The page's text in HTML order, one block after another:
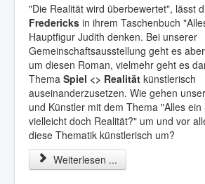
"Die Realität wird überbewertet", lässt
Fredericks in ihrem Taschenbuch
Hauptfigur Judith denken. Bei unserer
Gemeinschaftsausstellung geht es
um diesen Roman, vielmehr geht es
Thema Spiel <> Realität künstlerisch
auseinanderzusetzen. Wie gehen
und Künstler mit dem Thema "Alles
vielleicht doch Realität?" um und vor
diese Thematik künstlerisch um?
Weiterlesen ...